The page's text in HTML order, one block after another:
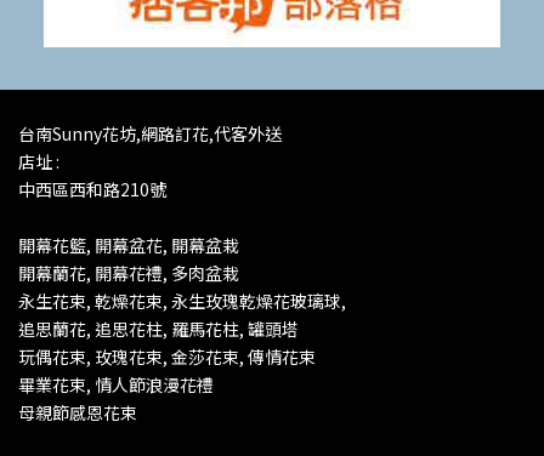
台南Sunny花坊,網路訂花,代客外送
店址 :
中西區西和路210號
開幕花籃, 開幕盆花, 開幕盆栽
開幕蘭花, 開幕花禮, 多肉盆栽
永生花束, 乾燥花束, 永生玫瑰乾燥花玻璃球,
追思蘭花, 追思花柱, 羅馬花柱, 罐頭塔
玩偶花束, 玫瑰花束, 金莎花束, 傳情花束
畢業花束, 情人節浪漫花禮
母親節感恩花束